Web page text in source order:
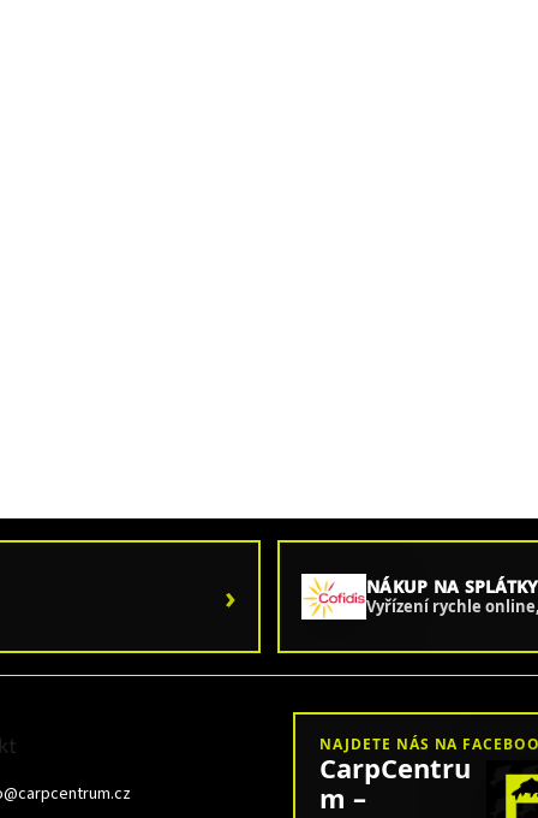
› NÁKUP NA
Vyřízení rychle
@carpcentrum.cz
NAJDETE NÁS NA
CarpCentru
m –